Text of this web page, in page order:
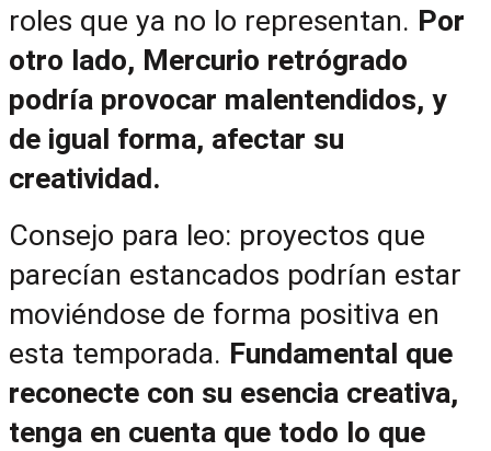
roles que ya no lo representan. Por
otro lado, Mercurio retrógrado
podría provocar malentendidos, y
de igual forma, afectar su
creatividad.
Consejo para leo: proyectos que
parecían estancados podrían estar
moviéndose de forma positiva en
esta temporada. Fundamental que
reconecte con su esencia creativa,
tenga en cuenta que todo lo que